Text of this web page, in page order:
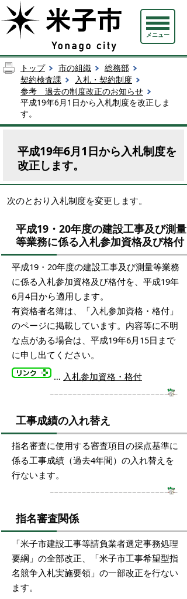
メニュー
トップ 市の組織
総務部
契約検査課
入札・契約制度
参考 過去の制度改正のお知らせ
平成19年6月1日から入札制度を改正しま
す。
平成19年6月1日から入札制度を
改正します。
次のとおり入札制度を変更します。
平成19・20年度の建設工事及び測量
等業務に係る入札参加資格及び格付
平成19・20年度の建設工事及び測量等業務
に係る入札参加資格及び格付を、平成19年
6月4日から適用します。
有資格者名簿は、「入札参加資格・格付」
のページに掲載しています。内容等に不明
な点がある場合は、平成19年6月15日まで
に申し出てください。
… 入札参加資格・格付
工事成績の入れ替え
指名審査に使用する審査項目の採点基準に
係る工事成績（過去4年間）の入れ替えを
行ないます。
指名審査関係
「米子市建設工事等請負業者選定事務処理
要綱」の全部改正、「米子市工事希望型指
名競争入札実施要領」の一部改正を行ない
ます。